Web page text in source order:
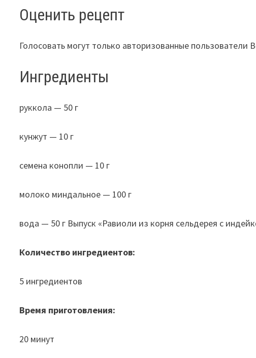
Оценить рецепт
Голосовать могут только авторизованные пользователи
Ингредиенты
руккола — 50 г
кунжут — 10 г
семена конопли — 10 г
молоко миндальное — 100 г
вода — 50 г Выпуск «Равиоли из корня сельдерея с
Количество ингредиентов:
5 ингредиентов
Время приготовления:
20 минут